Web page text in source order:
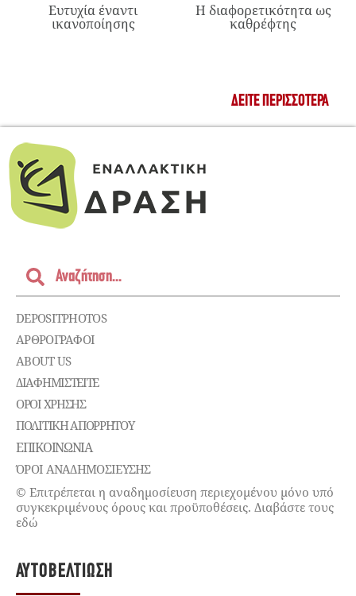
Ευτυχία έναντι
ικανοποίησης
Η διαφορετικότητα ως
καθρέφτης
ΔΕΊΤΕ ΠΕΡΙΣΣΌΤΕΡΑ
DEPOSITPHOTOS
ΑΡΘΡΟΓΡΑΦΟΙ
ABOUT US
ΔΙΑΦΗΜΙΣΤΕΊΤΕ
ΌΡΟΙ ΧΡΉΣΗΣ
ΠΟΛΙΤΙΚΉ ΑΠΟΡΡΉΤΟΥ
ΕΠΙΚΟΙΝΩΝΊΑ
ΌΡΟΙ ΑΝΑΔΗΜΟΣΙΕΥΣΗΣ
© Επιτρέπεται η αναδημοσίευση περιεχομένου μόνο υπό
συγκεκριμένους όρους και προϋποθέσεις. Διαβάστε τους
εδώ
ΑΥΤΟΒΕΛΤΊΩΣΗ